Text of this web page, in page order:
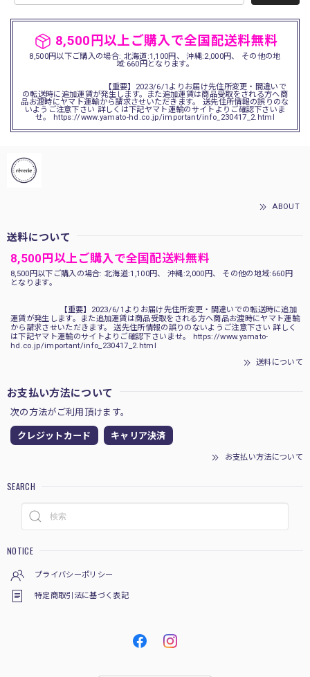
8,500円以上ご購入で全国配送料無料
8,500円以下ご購入の場合: 北海道:1,100円、 沖縄:2,000円、 その他の地
域:660円となります。
【重要】2023/6/1よりお届け先住所変更・間違いで
の転送時に追加運賃が発生します。また追加運賃は商品受取をされる方へ商
品お渡時にヤマト運輸から請求させいただきます。 送先住所情報の誤りのな
いようご注意下さい 詳しくは下記ヤマト運輸のサイトよりご確認下さいま
せ。 https://www.yamato-hd.co.jp/important/info_230417_2.html
ABOUT
送料について
8,500円以上ご購入で全国配送料無料
8,500円以下ご購入の場合: 北海道:1,100円、 沖縄:2,000円、 その他の地域:660円
となります。
【重要】2023/6/1よりお届け先住所変更・間違いでの転送時に追加
運賃が発生します。また追加運賃は商品受取をされる方へ商品お渡時にヤマト運輸
から請求させいただきます。 送先住所情報の誤りのないようご注意下さい 詳しく
は下記ヤマト運輸のサイトよりご確認下さいませ。 https://www.yamato-
hd.co.jp/important/info_230417_2.html
送料について
お支払い方法について
次の方法がご利用頂けます。
クレジットカード キャリア決済
お支払い方法について
SEARCH
NOTICE
プライバシーポリシー
特定商取引法に基づく表記